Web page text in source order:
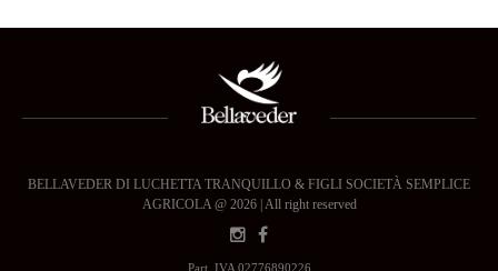
BELLAVEDER DI LUCHETTA TRANQUILLO & FIGLI SOCIETÀ SEMPLICE
AGRICOLA @ 2026 | All right reserved
Part. IVA 02776890226